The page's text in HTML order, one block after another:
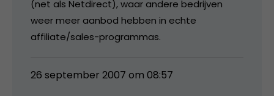
(net als Netdirect), waar andere bedrijven
weer meer aanbod hebben in echte
affiliate/sales-programmas.
26 september 2007 om 08:57